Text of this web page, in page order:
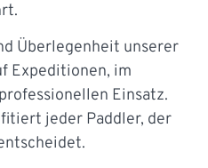
Überlegenheit unserer
Expeditionen, im
Einsatz.
jeder Paddler, der